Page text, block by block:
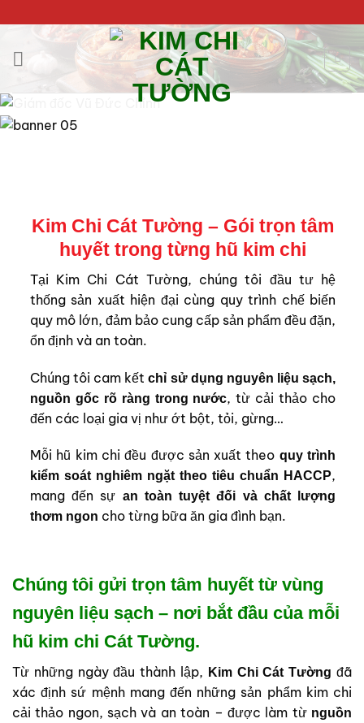
qua
nội
dung
Kim Chi Cát Tường – Gói trọn tâm
huyết trong từng hũ kim chi
Tại Kim Chi Cát Tường, chúng tôi đầu tư hệ
thống sản xuất hiện đại cùng quy trình chế biến
quy mô lớn, đảm bảo cung cấp sản phẩm đều đặn,
ổn định và an toàn.
Chúng tôi cam kếtchỉ sử dụng nguyên liệu sạch,
nguồn gốc rõ ràng trong nước, từ cải thảo cho
đến các loại gia vị như ớt bột, tỏi, gừng…
Mỗi hũ kim chi đều được sản xuất theo quy trình
kiểm soát nghiêm ngặt theo tiêu chuẩn HACCP,
mang đến sự an toàn tuyệt đối và chất lượng
thơm ngon cho từng bữa ăn gia đình bạn.
Chúng tôi gửi trọn tâm huyết từ vùng
nguyên liệu sạch – nơi bắt đầu của mỗi
hũ kim chi Cát Tường.
Từ những ngày đầu thành lập, Kim Chi Cát Tường đã
xác định sứ mệnh mang đến những sản phẩm kim chi
cải thảo ngon, sạch và an toàn – được làm từ nguồn